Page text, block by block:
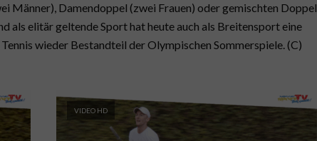
Männer), Damendoppel (zwei Frauen) oder gemischten Doppel
als elitär geltende Sport hat heute auch als Breitensport eine
wieder Bestandteil der Olympischen Sommerspiele. (C)
VIDEO HD